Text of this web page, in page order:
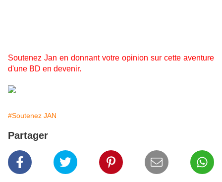
Soutenez Jan en donnant votre opinion sur cette aventure
d'une BD en devenir.
#Soutenez JAN
Partager